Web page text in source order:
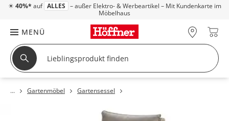
☀ 40%* auf ALLES – außer Elektro- & Werbeartikel – Mit Kundenkarte im
Möbelhaus
MENÜ
Gartenmöbel Gartensessel